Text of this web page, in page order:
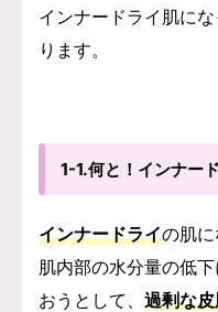
インナードライ肌に
ります。
1-1.何と！インナー
インナードライの肌
肌内部の水分量の低
おうとして、 過剰な